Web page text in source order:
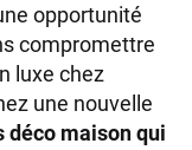
opportunité
compromettre
luxe chez
une nouvelle
déco maison qui